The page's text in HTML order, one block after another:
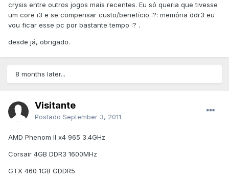
crysis entre outros jogos mais recentes. Eu só queria que tivesse
um core i3 e se compensar custo/benefício :?: memória ddr3 eu
vou ficar esse pc por bastante tempo :? .
desde já, obrigado.
8 months later...
Visitante
Postado September 3, 2011
AMD Phenom II x4 965 3.4GHz
Corsair 4GB DDR3 1600MHz
GTX 460 1GB GDDR5